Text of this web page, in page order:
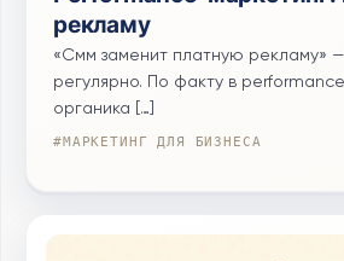
рекламу
«Смм заменит платную рекламу»
регулярно. По факту в
органика […]
#МАРКЕТИНГ ДЛЯ БИЗНЕСА